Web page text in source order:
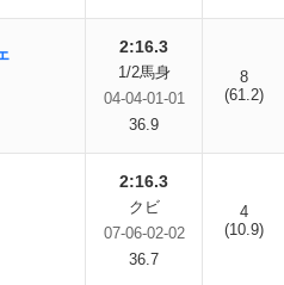
2:16.3
1/2馬身
04-04-01-01
36.9
8
(61.2)
2:16.3
クビ
07-06-02-02
36.7
4
(10.9)